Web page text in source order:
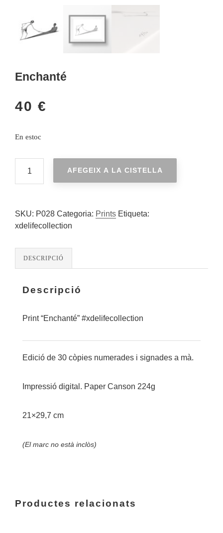
Enchanté
40 €
En estoc
AFEGEIX A LA CISTELLA
SKU: P028 Categoria: Prints Etiqueta:
xdelifecollection
DESCRIPCIÓ
Descripció
Print “Enchanté” #xdelifecollection
Edició de 30 còpies numerades i signades a mà.
Impressió digital. Paper Canson 224g
21×29,7 cm
(El marc no està inclòs)
Productes relacionats